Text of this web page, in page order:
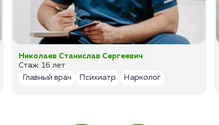
Николаев Станислав Сергеевич
Стаж: 16 лет
Главный врач
Психиатр Нарколог